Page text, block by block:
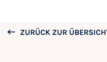
ZURÜCK ZUR